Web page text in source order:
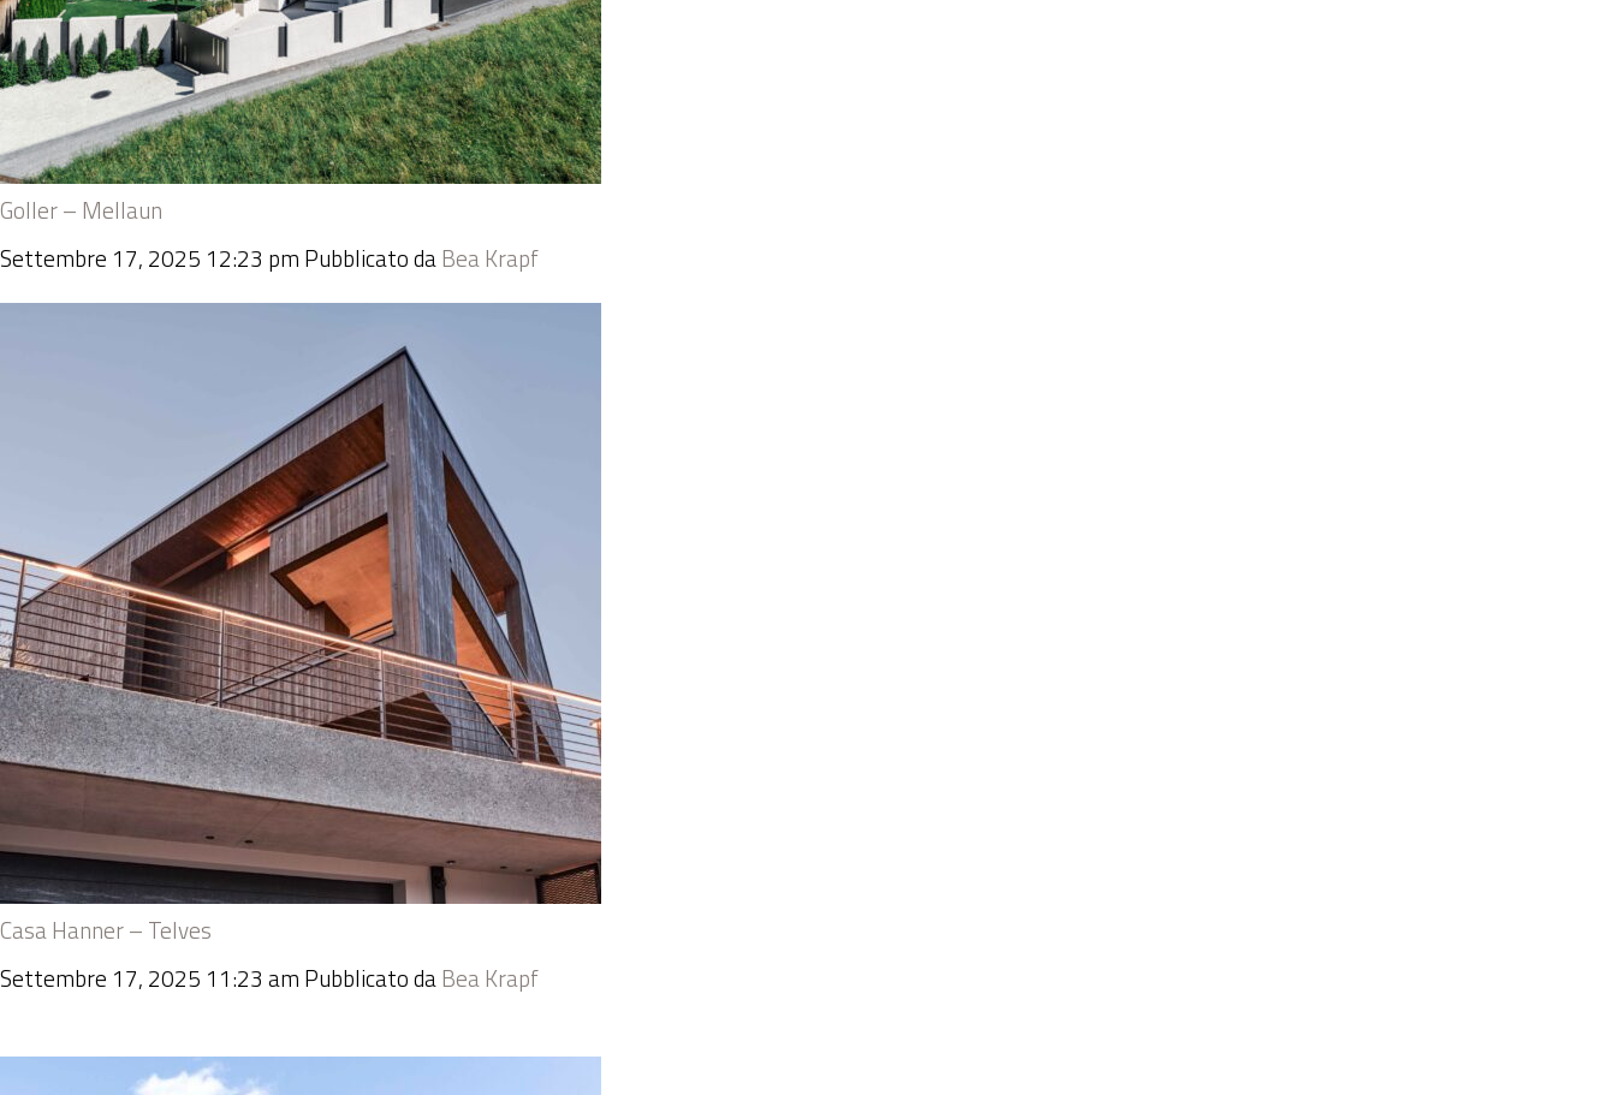
Goller – Mellaun
Settembre 17, 2025 12:23 pm Pubblicato da Bea Krapf
Casa Hanner – Telves
Settembre 17, 2025 11:23 am Pubblicato da Bea Krapf